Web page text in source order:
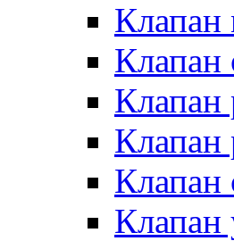
Клапан
Клапан
Клапан
Клапан
Клапан
Клапан